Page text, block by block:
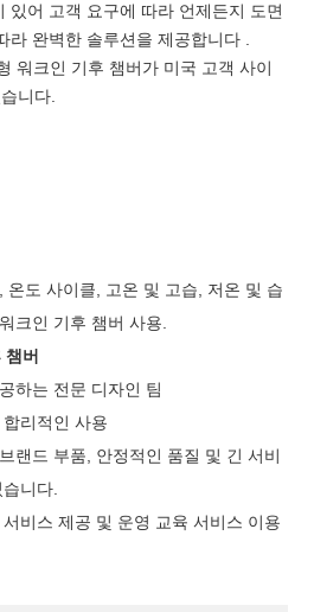
있어 고객 요구에 따라 언제든지 도면
완벽한 솔루션을 제공합니다 .
워크인 기후 챔버가 미국 고객 사이
니다.
온도 사이클, 고온 및 고습, 저온 및 습
크인 기후 챔버 사용.
버
하는 전문 디자인 팀
리적인 사용
랜드 부품, 안정적인 품질 및 긴 서비
니다.
비스 제공 및 운영 교육 서비스 이용